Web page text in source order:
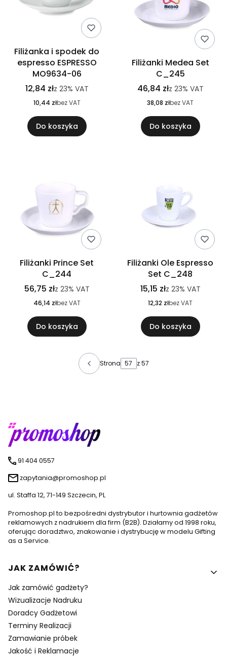
Filiżanka i spodek do
espresso ESPRESSO
MO9634-06
12,84 złz 23% VAT
10,44 złbez VAT
Do koszyka
Filiżanki Medea Set
C_245
46,84 złz 23% VAT
38,08 złbez VAT
Do koszyka
Filiżanki Prince Set
C_244
56,75 złz 23% VAT
46,14 złbez VAT
Do koszyka
Filiżanki Ole Espresso
Set C_248
15,15 złz 23% VAT
12,32 złbez VAT
Do koszyka
Strona z 57
91 404 0557
zapytania@promoshop.pl
ul. Staffa 12, 71-149 Szczecin, PL
Promoshop.pl to bezpośredni dystrybutor i hurtownia gadżetów
reklamowych z nadrukiem dla firm (B2B). Działamy od 1998 roku,
oferując doradztwo, znakowanie i dystrybucję w modelu Gifting
as a Service.
Linki w stopce
JAK ZAMÓWIĆ?
Jak zamówić gadżety?
Wizualizacje Nadruku
Doradcy Gadżetowi
Terminy Realizacji
Zamawianie próbek
Jakość i Reklamacje